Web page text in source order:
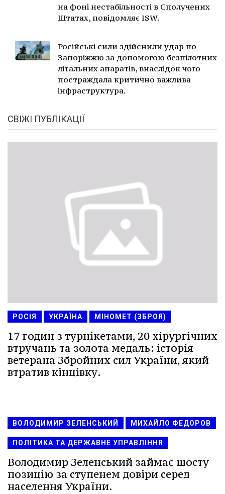
на фоні нестабільності в Сполучених
Штатах, повідомляє ISW.
Російські сили здійснили удар по
Запоріжжю за допомогою безпілотних
літальних апаратів, внаслідок чого
постраждала критично важлива
інфраструктура.
СВІЖІ ПУБЛІКАЦІЇ
РОСІЯ УКРАЇНА МІНОМЕТ (ЗБРОЯ)
17 годин з турнікетами, 20 хірургічних
втручань та золота медаль: історія
ветерана Збройних сил України, який
втратив кінцівку.
ВОЛОДИМИР ЗЕЛЕНСЬКИЙ МИХАЙЛО ФЕДОРОВ
ПОЛІТИКА ТА ДЕРЖАВНЕ УПРАВЛІННЯ
Володимир Зеленський займає шосту
позицію за ступенем довіри серед
населення України.